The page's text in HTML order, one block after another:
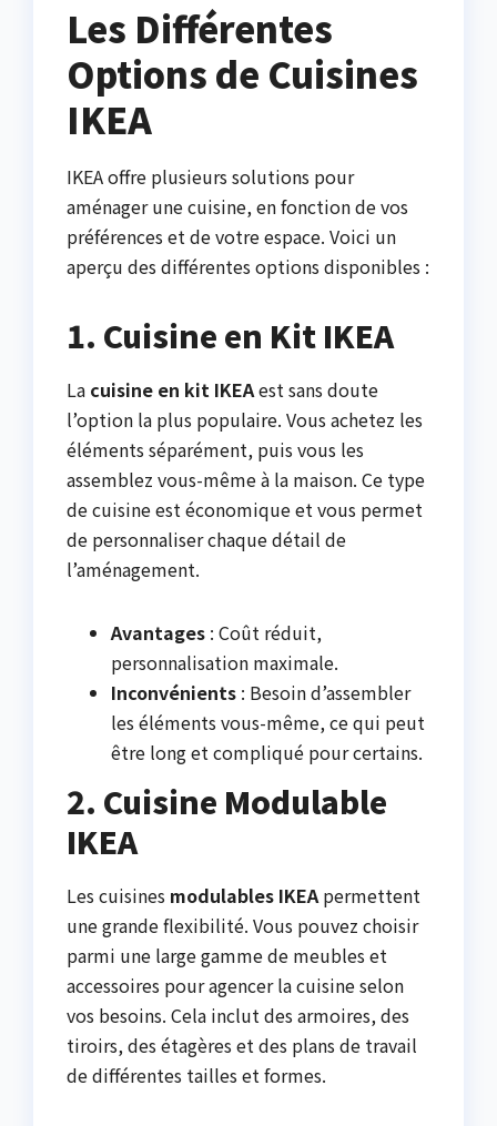
Les Différentes
Options de Cuisines
IKEA
IKEA offre plusieurs solutions pour
aménager une cuisine, en fonction de vos
préférences et de votre espace. Voici un
aperçu des différentes options disponibles :
1. Cuisine en Kit IKEA
La cuisine en kit IKEAest sans doute
l’option la plus populaire. Vous achetez les
éléments séparément, puis vous les
assemblez vous-même à la maison. Ce type
de cuisine est économique et vous permet
de personnaliser chaque détail de
l’aménagement.
Avantages : Coût réduit,
personnalisation maximale.
Inconvénients : Besoin d’assembler
les éléments vous-même, ce qui peut
être long et compliqué pour certains.
2. Cuisine Modulable
IKEA
Les cuisines modulables IKEApermettent
une grande flexibilité. Vous pouvez choisir
parmi une large gamme de meubles et
accessoires pour agencer la cuisine selon
vos besoins. Cela inclut des armoires, des
tiroirs, des étagères et des plans de travail
de différentes tailles et formes.